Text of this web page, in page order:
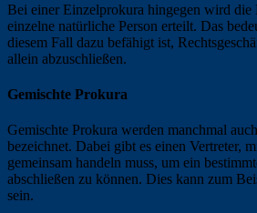
Bei einer Einzelprokura hingegen wird
einzelne natürliche Person erteilt. Das
diesem Fall dazu befähigt ist,
allein abzuschließen.
Gemischte Prokura
Gemischte Prokura werden manchmal
bezeichnet. Dabei gibt es einen Vertreter,
gemeinsam handeln muss, um ein
abschließen zu können. Dies kann zum
sein.